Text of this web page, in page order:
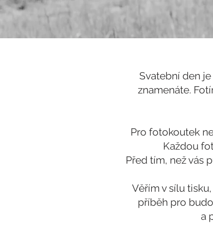
Svatební den
znamenáte.
Pro fotokoutek
Každou
Před tím, než vás
Věřím v sílu
příběh pro
a